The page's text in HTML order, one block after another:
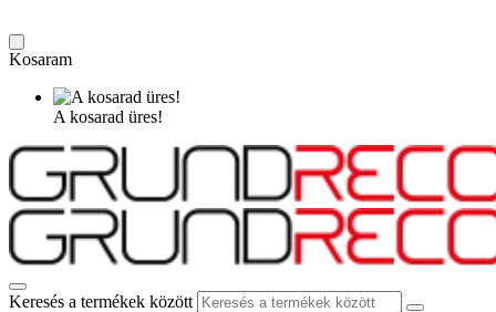
Kosaram
A kosarad üres!
Keresés a termékek között